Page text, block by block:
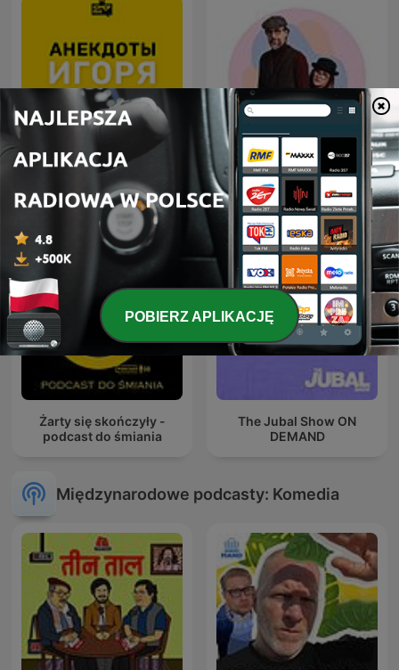
Анекдоты Игоря
Маменко
MÓWI SIĘ
Żarty się skończyły -
podcast do śmiania
The Jubal Show ON
DEMAND
Międzynarodowe podcasty: Komedia
POBIERZ APLIKACJĘ